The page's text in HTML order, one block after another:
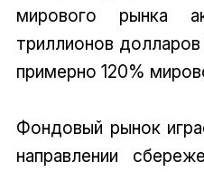
мирового рынка
триллионов
примерно 120%
Фондовый рынок
направлении